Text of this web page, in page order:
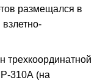
размещался в
трехкоординатной
310А (на